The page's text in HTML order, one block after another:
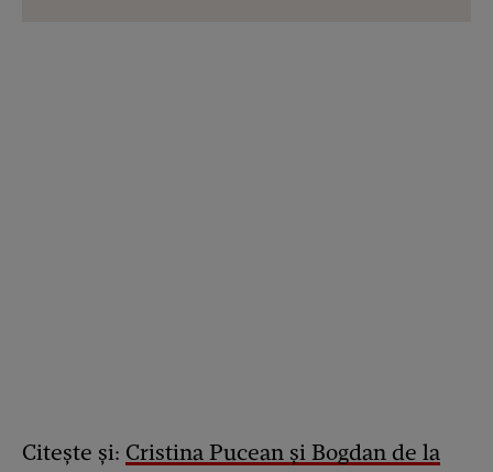
Citește și: Cristina Pucean și Bogdan de la